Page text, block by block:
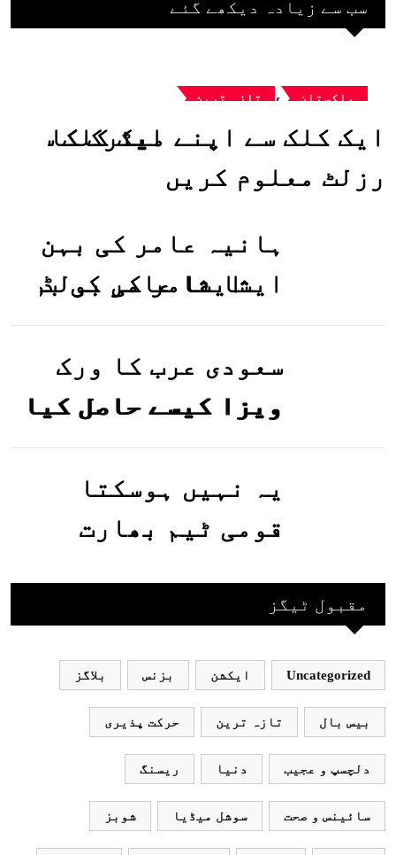
سب سے زیادہ دیکھے گئے
پاکستان , تازہ ترین
ایک کلک سے اپنے میٹرک کا
رزلٹ معلوم کریں
ہانیہ عامر کی بہن
ایشا عامر کی بولڈ
تصاویر وائرل ہو
گئیں
سعودی عرب کا ورک
ویزا کیسے حاصل کیا
جاسکتا ہے؟جانیے
یہ نہیں ہوسکتا
قومی ٹیم بھارت
بھارتی ٹیم پاکستانمقبول ٹیگز
Uncategorized ایکشن بزنس بلاگز
بیس بال تازہ ترین حرکت پذیری
دلچسپ و عجیب دنیا ریسنگ
سائینس و صحت سوشل میڈیا شوبز